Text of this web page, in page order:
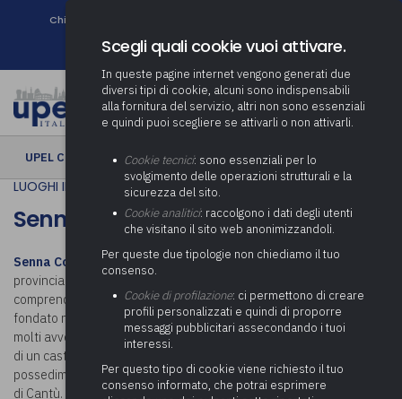
Chi siamo
Newsletter
UPEL CULTURA › Senna Comasco
LUOGHI IN COMUNE
Senna Comasco
Senna Comasco è un comune italiano di 3 138 abitanti della
provincia di Como in Lombardia. Confinante col capoluogo,
comprende le frazioni di Navedano e Bassone. Probabilmente
fondato nell’Alto Medioevo, nella storia del comune non vi sono
molti avvenimenti storici di rilievo. Dal XI secolo risulta l’esistenza
di un castello – oggi scomparso – mentre dal XII secolo divenne un
possedimento feudale del Monastero Benedettino di Santa Maria
di Cantù. L’attività del ricco convento continuò sino al 1796,
Scegli quali cookie vuoi attivare.
In queste pagine internet vengono generati due
diversi tipi di cookie, alcuni sono indispensabili
alla fornitura del servizio, altri non sono essenziali
e quindi puoi scegliere se attivarli o non attivarli.
Cookie tecnici: sono essenziali per lo
svolgimento delle operazioni strutturali e la
sicurezza del sito.
Cookie analitici: raccolgono i dati degli utenti
che visitano il sito web anonimizzandoli.
Per queste due tipologie non chiediamo il tuo
consenso.
Cookie di profilazione: ci permettono di creare
profili personalizzati e quindi di proporre
messaggi pubblicitari assecondando i tuoi
interessi.
Per questo tipo di cookie viene richiesto il tuo
consenso informato, che potrai esprimere